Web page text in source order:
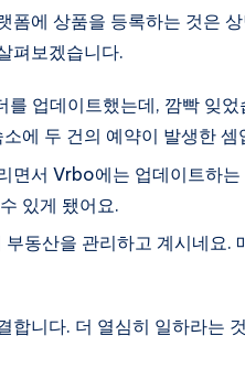
폼에 상품을 등록하는 것은
펴보겠습니다.
업데이트했는데, 깜빡 잊
에 두 건의 예약이 발생한 셈
면서 Vrbo에는 업데이트하
있게 됐어요.
동산을 관리하고 계시네요.
합니다. 더 열심히 일하라는